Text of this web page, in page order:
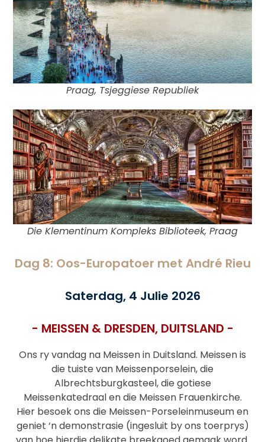
Praag, Tsjeggiese Republiek
Die Klementinum Kompleks Biblioteek, Praag
Dag 8: Oos-Europatoer met André Rieu
Saterdag, 4 Julie 2026
- MEISSEN & DRESDEN, DUITSLAND -
Ons ry vandag na Meissen in Duitsland. Meissen is
die tuiste van Meissenporselein, die
Albrechtsburgkasteel, die gotiese
Meissenkatedraal en die Meissen Frauenkirche.
Hier besoek ons die Meissen-Porseleinmuseum en
geniet ‘n demonstrasie (ingesluit by ons toerprys)